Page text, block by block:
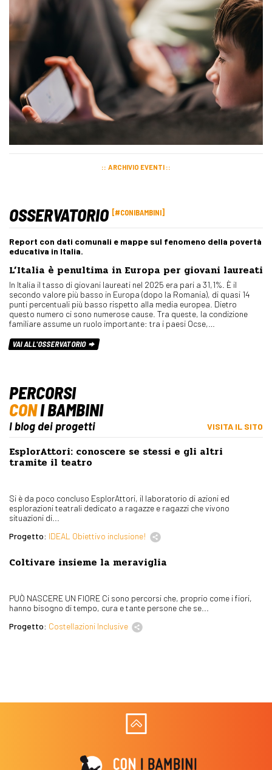
ARCHIVIO EVENTI
OSSERVATORIO #CONIBAMBINI
Report con dati comunali e mappe sul fenomeno della povertà
educativa in Italia.
L’Italia è penultima in Europa per giovani laureati
In Italia il tasso di giovani laureati nel 2025 era pari a 31,1%. È il
secondo valore più basso in Europa (dopo la Romania), di quasi 14
punti percentuali più basso rispetto alla media europea. Dietro
questo numero ci sono numerose cause. Tra queste, la condizione
familiare assume un ruolo importante: tra i paesi Ocse,…
VAI ALL'OSSERVATORIO
PERCORSI
CONI BAMBINI
I blog dei progetti VISITA IL SITO
EsplorAttori: conoscere se stessi e gli altri
tramite il teatro
Si è da poco concluso EsplorAttori, il laboratorio di azioni ed
esplorazioni teatrali dedicato a ragazze e ragazzi che vivono
situazioni di...
Progetto: IDEAL Obiettivo inclusione!
Coltivare insieme la meraviglia
PUÒ NASCERE UN FIORE Ci sono percorsi che, proprio come i fiori,
hanno bisogno di tempo, cura e tante persone che se...
Progetto: Costellazioni Inclusive